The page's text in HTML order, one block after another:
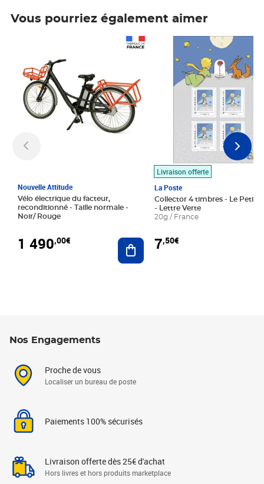
Vous pourriez également aimer
Nouvelle Attitude
Vélo électrique du facteur,
reconditionné - Taille normale -
Noir/ Rouge
1 490,00€ Ajouter au panier
Livraison offerte
La Poste
Collector 4 timbres - Le Petit
- Lettre Verte
20g / France
7,50€
Prix 7,50€
Nos Engagements
Proche de vous
Localiser un bureau de poste
Paiements 100% sécurisés
Livraison offerte dès 25€ d'achat
Hors livres et hors produits marketplace